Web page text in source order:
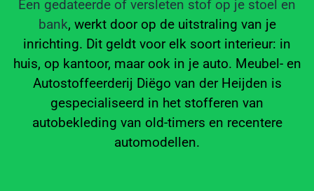
Een gedateerde of versleten stof op je stoel en
bank, werkt door op de uitstraling van je
inrichting. Dit geldt voor elk soort interieur: in
huis, op kantoor, maar ook in je auto. Meubel- en
Autostoffeerderij Diëgo van der Heijden is
gespecialiseerd in het stofferen van
autobekleding van old-timers en recentere
automodellen.